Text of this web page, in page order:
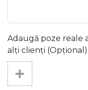
Adaugă poze reale
alți clienți (Opțional)